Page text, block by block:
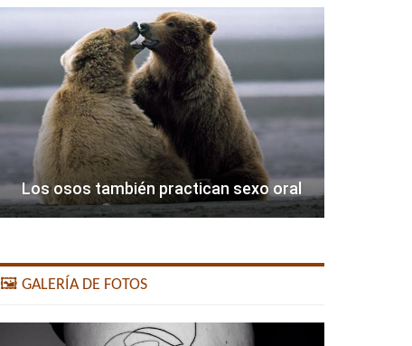
Los osos también practican sexo oral
🖼️ GALERÍA DE FOTOS